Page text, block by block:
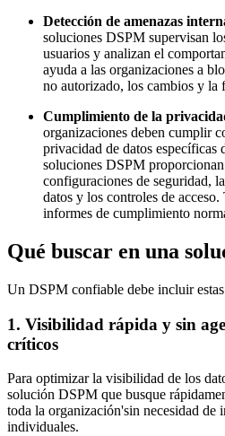
Detección de amenazas
soluciones DSPM supervisan
usuarios y analizan el
ayuda a las organizaciones a
no autorizado, los cambios y la
Cumplimiento de la
organizaciones deben cumplir
privacidad de datos específicas
soluciones DSPM
configuraciones de seguridad,
datos y los controles de
informes de cumplimiento
Qué buscar en una
Un DSPM confiable debe incluir
1. Visibilidad rápida y sin
críticos
Para optimizar la visibilidad de los
solución DSPM que busque
toda la organización'sin necesidad de
individuales.